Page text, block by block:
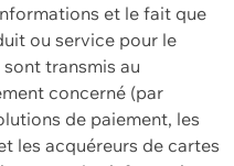
et le fait que
ou service pour le
transmis au
concerné (par
de paiement, les
les acquéreurs de cartes